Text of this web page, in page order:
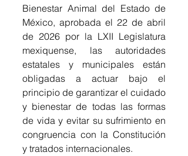
Bienestar Animal del Estado de
México, aprobada el 22 de abril
de 2026 por la LXII Legislatura
mexiquense, las autoridades
estatales y municipales están
obligadas a actuar bajo el
principio de garantizar el cuidado
y bienestar de todas las formas
de vida y evitar su sufrimiento en
congruencia con la Constitución
y tratados internacionales.